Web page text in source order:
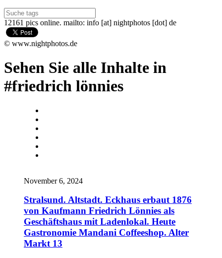
12161 pics online. mailto: info [at] nightphotos [dot] de
© www.nightphotos.de
Sehen Sie alle Inhalte in
#friedrich lönnies
November 6, 2024
Stralsund. Altstadt. Eckhaus erbaut 1876
von Kaufmann Friedrich Lönnies als
Geschäftshaus mit Ladenlokal. Heute
Gastronomie Mandani Coffeeshop. Alter
Markt 13